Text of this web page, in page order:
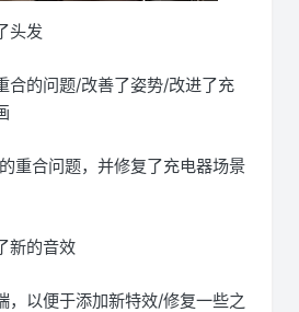
头发
合的问题/改善了姿势/改进了充
重合问题，并修复了充电器场景
新的音效
，以便于添加新特效/修复一些之